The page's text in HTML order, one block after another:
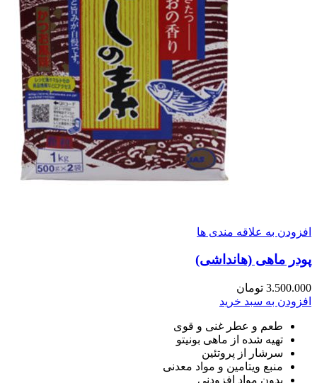
افزودن به علاقه مندی ها
پودر ماهی (هانداشی)
3.500.000 تومان
افزودن به سبد خرید
طعم و عطر غنی و قوی
تهیه شده از ماهی بونیتو
سرشار از پروتئین
منبع ویتامین و مواد معدنی
بدون مواد افزودنی